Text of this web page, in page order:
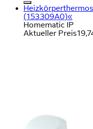
(153309A0)«
Homematic IP
Aktueller Preis